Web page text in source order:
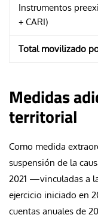
Instrumentos
+ CARI)
Total movilizado
Medidas
territorial
Como medida
suspensión de la
2021 —vinculadas a
ejercicio iniciado en
cuentas anuales de